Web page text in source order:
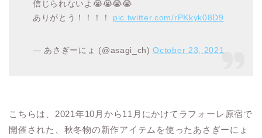
信じられないよ😭😭😭😭
ありがとう！！！！ pic.twitter.com/rPKkyk08D9
— あさぎーにょ (@asagi_ch)October 23, 2021
こちらは、2021年10月から11月にかけてラフォーレ原宿で
開催された、秋冬物の新作アイテムを使ったあさぎーにょ